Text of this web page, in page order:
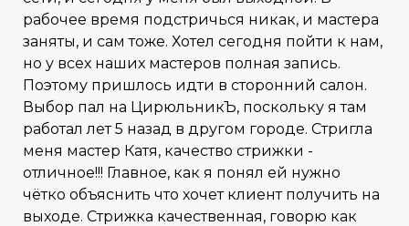
рабочее время подстричься никак, и мастера
заняты, и сам тоже. Хотел сегодня пойти к нам,
но у всех наших мастеров полная запись.
Поэтому пришлось идти в сторонний салон.
Выбор пал на ЦирюльникЪ, поскольку я там
работал лет 5 назад в другом городе. Стригла
меня мастер Катя, качество стрижки -
отличное!!! Главное, как я понял ей нужно
чётко объяснить что хочет клиент получить на
выходе. Стрижка качественная, говорю как